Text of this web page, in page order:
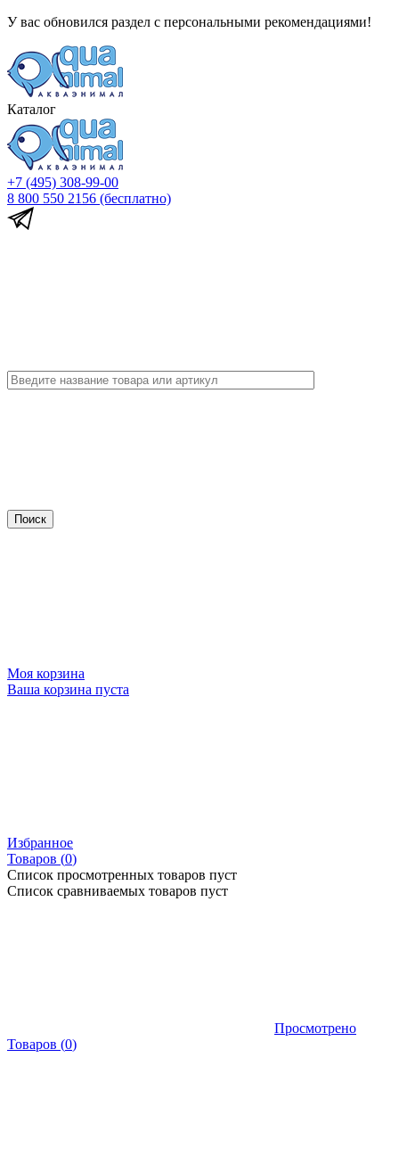
У вас обновился раздел с персональными рекомендациями!
Каталог
+7 (495) 308-99-00
8 800 550 2156 (бесплатно)
Моя корзина
Ваша корзина пуста
Избранное
Товаров (0)
Список просмотренных товаров пуст
Список сравниваемых товаров пуст
Просмотрено
Товаров (0)